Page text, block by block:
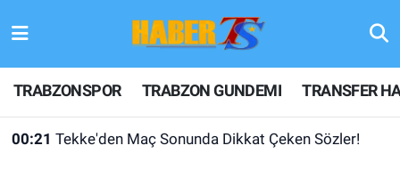
TRABZONSPOR TRABZON GUNDEMI TRANSFER
00:21 Tekke'den Maç Sonunda Dikkat Çeken Sözler!
TRABZONSPOR
TRABZON GUNDEMI
Hava Durumu
Trafik Durumu